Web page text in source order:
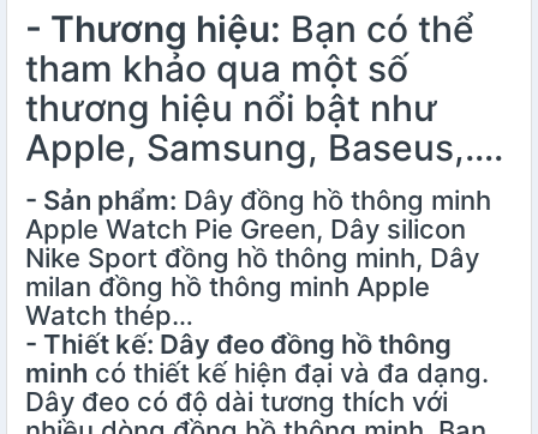
- Thương hiệu: Bạn có thể
tham khảo qua một số
thương hiệu nổi bật như
Apple, Samsung, Baseus,….
- Sản phẩm: Dây đồng hồ thông minh
Apple Watch Pie Green, Dây silicon
Nike Sport đồng hồ thông minh, Dây
milan đồng hồ thông minh Apple
Watch thép…
- Thiết kế: Dây đeo đồng hồ thông
minh có thiết kế hiện đại và đa dạng.
Dây đeo có độ dài tương thích với